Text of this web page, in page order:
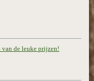
van de leuke prijzen!